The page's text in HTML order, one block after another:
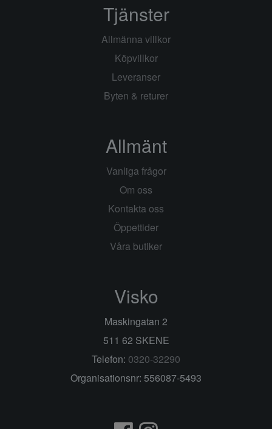
Tjänster
Allmänna villkor
Köpvillkor
Leveranser
Byten & returer
Allmänt
Vanliga frågor
Om oss
Kontakta oss
Öppettider
Våra butiker
Visko
Maskingatan 2
511 62 SKENE
Telefon: 0320-32290
Organisationsnr: 556087-5493